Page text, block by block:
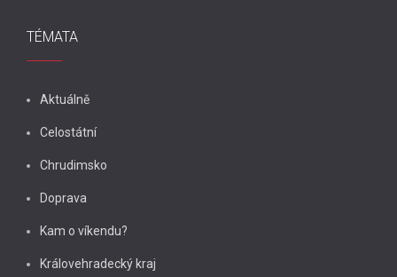
TÉMATA
Aktuálně
Celostátní
Chrudimsko
Doprava
Kam o víkendu?
Královehradecký kraj